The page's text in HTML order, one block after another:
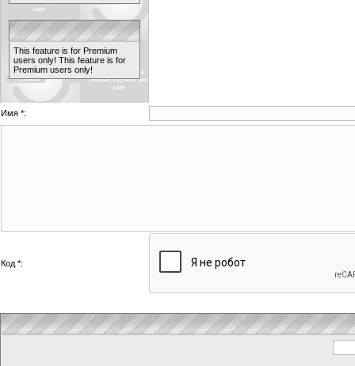
This feature is for Premium
users only! This feature is for
Premium users only!
Имя *:
Код *: